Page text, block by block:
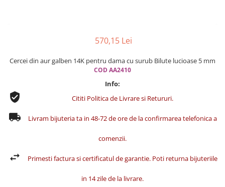
Cercei aur cu surub
570,15 Lei
Cercei din aur galben 14K pentru dama cu surub Bilute lucioase 5 mm
COD AA2410
Info:
Cititi Politica de Livrare si Retururi.
Livram bijuteria ta in 48-72 de ore de la confirmarea telefonica a
comenzii.
Primesti factura si certificatul de garantie. Poti returna bijuteriile
in 14 zile de la livrare.